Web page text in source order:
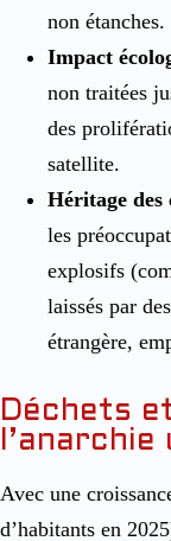
non étanches.
Impact
non traitées
des
satellite.
Héritage des
les
explosifs
laissés par
étrangère,
Déchets
l’anarchie
Avec une
d’habitants en